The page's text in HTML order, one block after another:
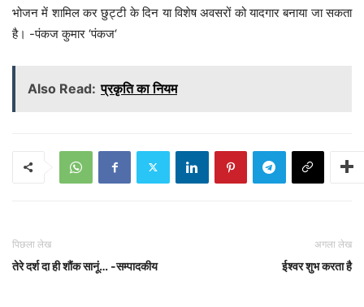
भोजन में शामिल कर छुट्टी के दिन या विशेष अवसरों को यादगार बनाया जा सकता
है। -पंकज कुमार ‘पंकज‘
Also Read: प्रकृति का नियम
पिछला लेख
तेरे दर्श दा ही शौंक सानूं… -सम्पादकीय
अगला लेख
ईश्वर शुभ करता है